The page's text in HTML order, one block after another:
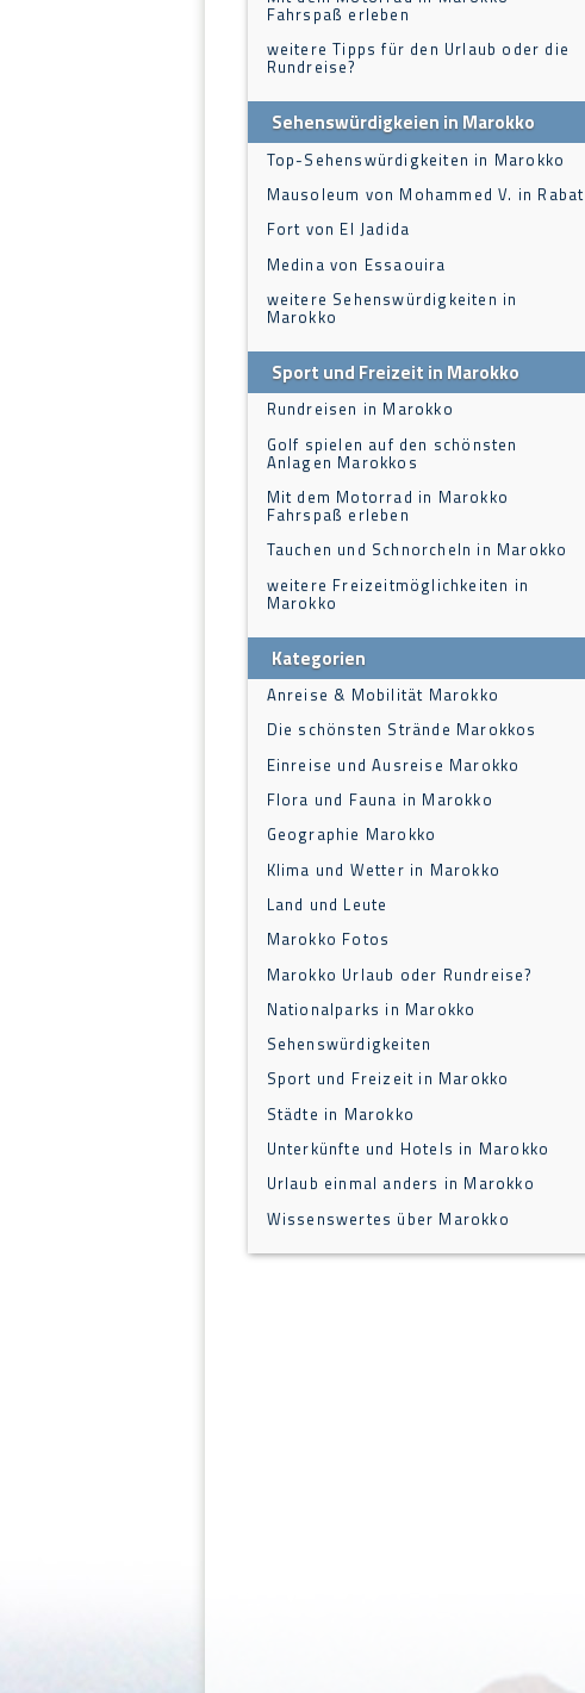
Fahrspaß erleben
weitere Tipps für den Urlaub oder die
Rundreise?
Sehenswürdigkeien in Marokko
Top-Sehenswürdigkeiten in Marokko
Mausoleum von Mohammed V. in Rabat
Fort von El Jadida
Medina von Essaouira
weitere Sehenswürdigkeiten in
Marokko
Sport und Freizeit in Marokko
Rundreisen in Marokko
Golf spielen auf den schönsten
Anlagen Marokkos
Mit dem Motorrad in Marokko
Fahrspaß erleben
Tauchen und Schnorcheln in Marokko
weitere Freizeitmöglichkeiten in
Marokko
Kategorien
Anreise & Mobilität Marokko
Die schönsten Strände Marokkos
Einreise und Ausreise Marokko
Flora und Fauna in Marokko
Geographie Marokko
Klima und Wetter in Marokko
Land und Leute
Marokko Fotos
Marokko Urlaub oder Rundreise?
Nationalparks in Marokko
Sehenswürdigkeiten
Sport und Freizeit in Marokko
Städte in Marokko
Unterkünfte und Hotels in Marokko
Urlaub einmal anders in Marokko
Wissenswertes über Marokko